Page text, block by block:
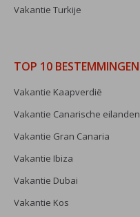
Vakantie Turkije
TOP 10 BESTEMMINGEN
Vakantie Kaapverdië
Vakantie Canarische eilanden
Vakantie Gran Canaria
Vakantie Ibiza
Vakantie Dubai
Vakantie Kos